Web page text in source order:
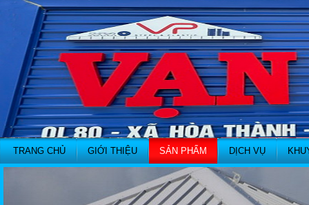
TRANG CHỦ GIỚI THIỆU SẢN PHẨM DỊCH VỤ